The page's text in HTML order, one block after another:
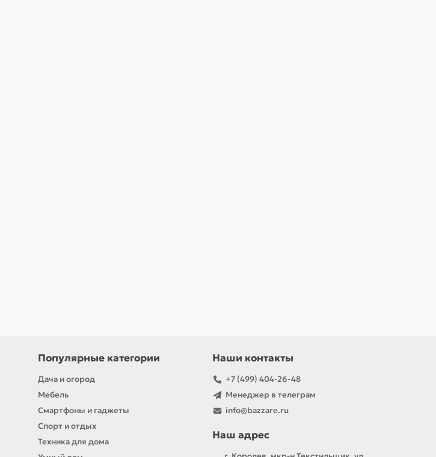
Популярные категории
Дача и огород
Мебель
Смартфоны и гаджеты
Спорт и отдых
Техника для дома
Наши контакты
+7 (499) 404-26-48
Менеджер в телеграм
info@bazzare.ru
Наш адрес